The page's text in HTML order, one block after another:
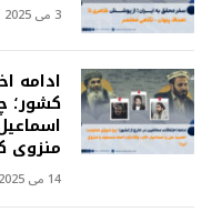
3 می 2025
ادامه
کشور؛
منزوی
14 می 2025